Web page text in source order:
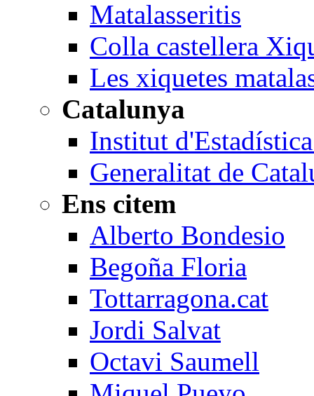
Matalasseritis
Colla castellera
Les xiquetes
Catalunya
Institut
Generalitat de
Ens citem
Alberto Bondesio
Begoña Floria
Tottarragona.cat
Jordi Salvat
Octavi Saumell